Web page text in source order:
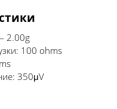
2.00g
100 ohms
350μV